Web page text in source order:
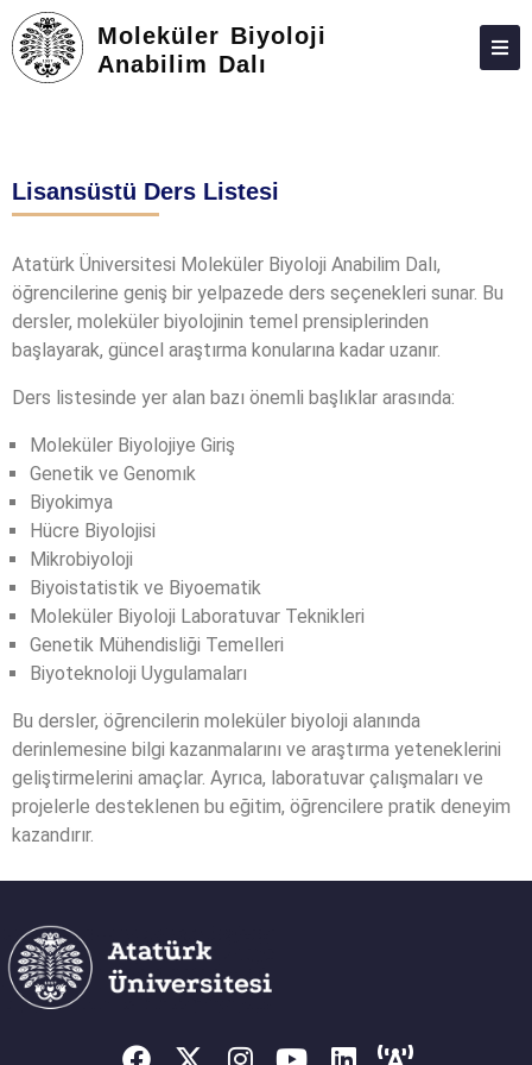
Moleküler Biyoloji
Anabilim Dalı
LISANSÜSTÜ
TOPLUMA KATKI
ADAY ÖĞRENCILER
İLETIŞIM
Lisansüstü Ders Listesi
Atatürk Üniversitesi Moleküler Biyoloji Anabilim Dalı,
öğrencilerine geniş bir yelpazede ders seçenekleri sunar. Bu
dersler, moleküler biyolojinin temel prensiplerinden
başlayarak, güncel araştırma konularına kadar uzanır.
Ders listesinde yer alan bazı önemli başlıklar arasında:
Moleküler Biyolojiye Giriş
Genetik ve Genomık
Biyokimya
Hücre Biyolojisi
Mikrobiyoloji
Biyoistatistik ve Biyoematik
Moleküler Biyoloji Laboratuvar Teknikleri
Genetik Mühendisliği Temelleri
Biyoteknoloji Uygulamaları
Bu dersler, öğrencilerin moleküler biyoloji alanında
derinlemesine bilgi kazanmalarını ve araştırma yeteneklerini
geliştirmelerini amaçlar. Ayrıca, laboratuvar çalışmaları ve
projelerle desteklenen bu eğitim, öğrencilere pratik deneyim
kazandırır.